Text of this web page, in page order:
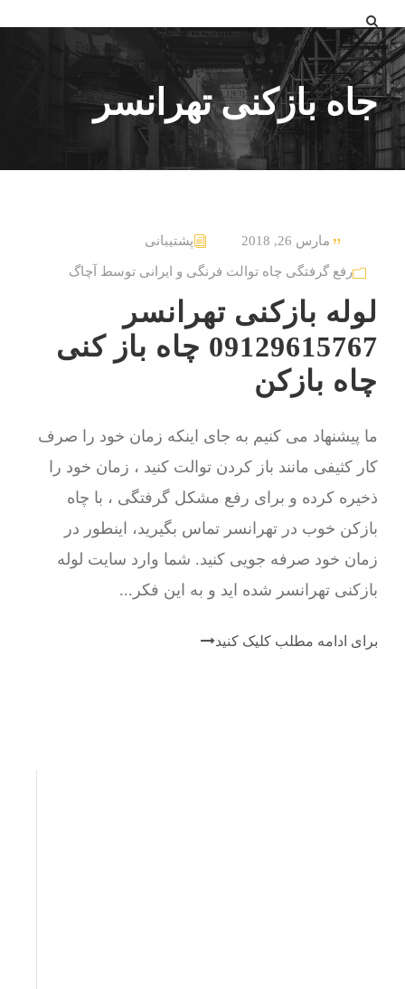
جاه بازکنی تهرانسر
مارس 26, 2018 پشتیبانی
رفع گرفتگی چاه توالت فرنگی و ایرانی توسط آچاگ
لوله بازکنی تهرانسر
09129615767 چاه باز کنی
چاه بازکن
ما پیشنهاد می کنیم به جای اینکه زمان خود را صرف
کار کثیفی مانند باز کردن توالت کنید ، زمان خود را
ذخیره کرده و برای رفع مشکل گرفتگی ، با چاه
بازکن خوب در تهرانسر تماس بگیرید، اینطور در
زمان خود صرفه جویی کنید. شما وارد سایت لوله
بازکنی تهرانسر شده اید و به این فکر...
برای ادامه مطلب کلیک کنید